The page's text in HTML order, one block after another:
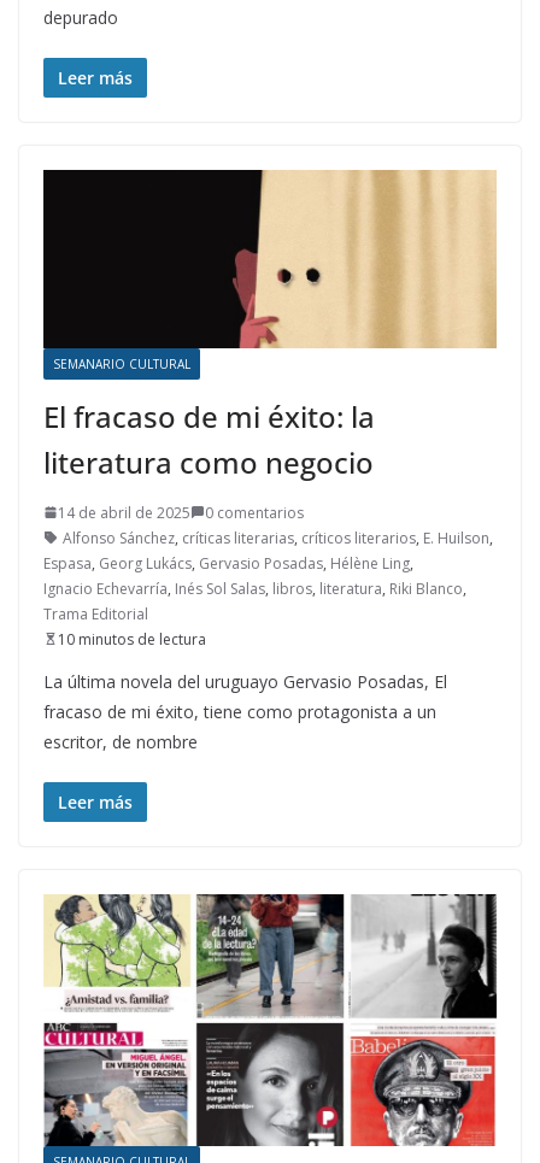
depurado
Leer más
SEMANARIO CULTURAL
El fracaso de mi éxito: la
literatura como negocio
14 de abril de 2025
0 comentarios
Alfonso Sánchez, críticas literarias, críticos literarios, E. Huilson,
Espasa, Georg Lukács, Gervasio Posadas, Hélène Ling,
Ignacio Echevarría, Inés Sol Salas, libros, literatura, Riki Blanco,
Trama Editorial
10 minutos de lectura
La última novela del uruguayo Gervasio Posadas, El
fracaso de mi éxito, tiene como protagonista a un
escritor, de nombre
Leer más